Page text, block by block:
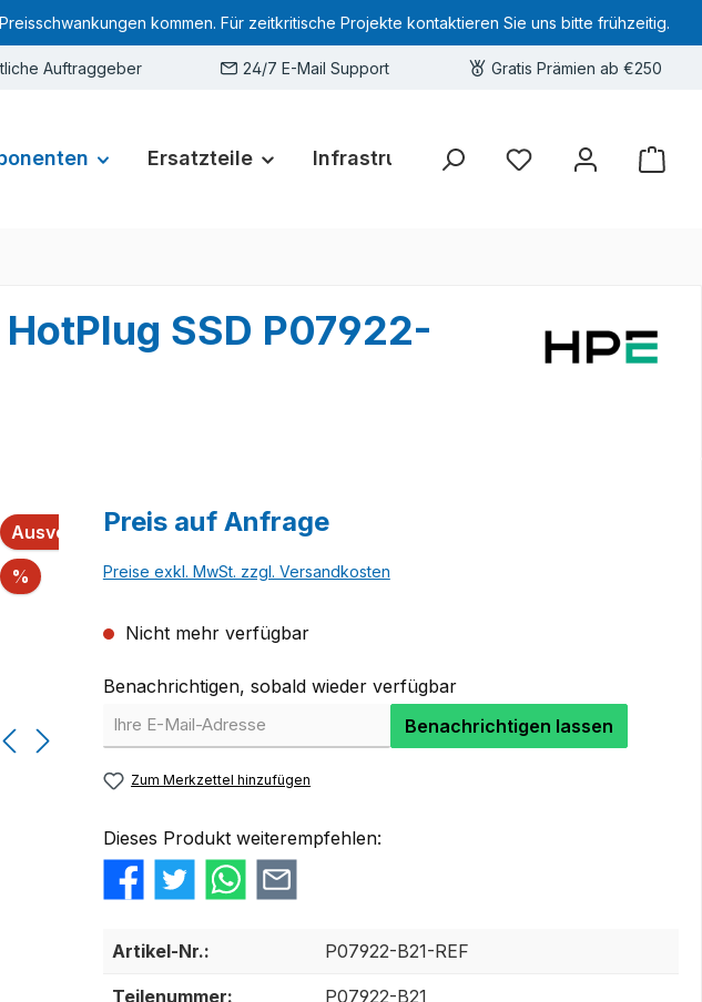
kommen. Für zeitkritische Projekte kontaktieren Sie uns bitte frühzeitig.
Auftraggeber 24/7 E-Mail Support Gratis Prämien ab €250
Ersatzteile Infrastruktur Hardware-Deals
Sie haben 0 Produkte
HotPlug SSD P07922-
Ausverkauft
% Rabatt
Preis auf Anfrage
Preise exkl. MwSt. zzgl. Versandkosten
Nicht mehr verfügbar
Benachrichtigen, sobald wieder verfügbar
Benachrichtigen lassen
Zum Merkzettel hinzufügen
Dieses Produkt weiterempfehlen:
Artikel-Nr.: P07922-B21-REF
Teilenummer: P07922-B21